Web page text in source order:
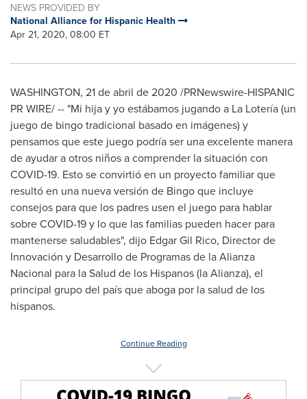
NEWS PROVIDED BY
National Alliance for Hispanic Health
Apr 21, 2020, 08:00 ET
WASHINGTON, 21 de abril de 2020 /PRNewswire-HISPANIC
PR WIRE/ -- "Mi hija y yo estábamos jugando a La Lotería (un
juego de bingo tradicional basado en imágenes) y
pensamos que este juego podría ser una excelente manera
de ayudar a otros niños a comprender la situación con
COVID-19. Esto se convirtió en un proyecto familiar que
resultó en una nueva versión de Bingo que incluye
consejos para que los padres usen el juego para hablar
sobre COVID-19 y lo que las familias pueden hacer para
mantenerse saludables", dijo Edgar Gil Rico, Director de
Innovación y Desarrollo de Programas de la Alianza
Nacional para laSalud de los Hispanos (la Alianza), el
principal grupo del país que aboga por la salud de los
hispanos.
Continue Reading